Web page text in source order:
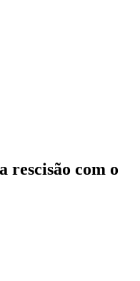
rescisão com o